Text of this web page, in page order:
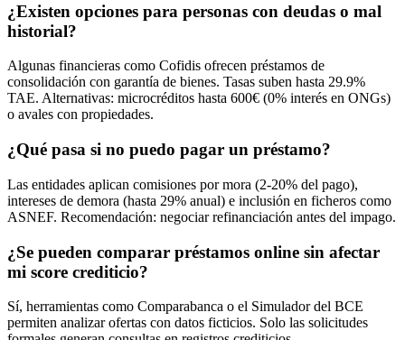
¿Existen opciones para personas con deudas o mal
historial?
Algunas financieras como Cofidis ofrecen préstamos de
consolidación con garantía de bienes. Tasas suben hasta 29.9%
TAE. Alternativas: microcréditos hasta 600€ (0% interés en ONGs)
o avales con propiedades.
¿Qué pasa si no puedo pagar un préstamo?
Las entidades aplican comisiones por mora (2-20% del pago),
intereses de demora (hasta 29% anual) e inclusión en ficheros como
ASNEF. Recomendación: negociar refinanciación antes del impago.
¿Se pueden comparar préstamos online sin afectar
mi score crediticio?
Sí, herramientas como Comparabanca o el Simulador del BCE
permiten analizar ofertas con datos ficticios. Solo las solicitudes